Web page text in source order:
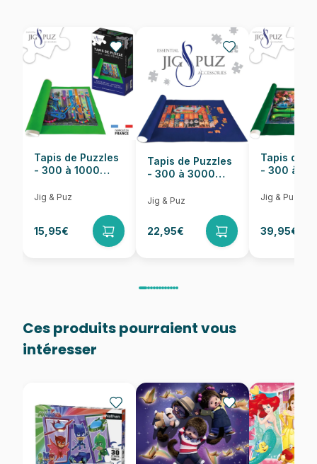
EAN 4005556863792
Nombre de pièces 30 pièces
Dimensions 30 x 23 cm
Tapis de Puzzles
- 300 à 1000
Jig & Puz
15,95€
Tapis de Puzzles
- 300 à 3000
Jig & Puz
22,95€
Tapis de
- 300 à
Jig & Puz
39,95€
Ces produits pourraient vous
intéresser